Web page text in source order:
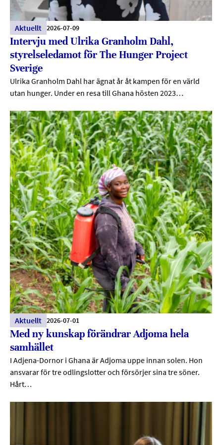
Aktuellt 2026-07-09
Intervju med Ulrika Granholm Dahl,
styrelseledamot för The Hunger Project
Sverige
Ulrika Granholm Dahl har ägnat år åt kampen för en värld
utan hunger. Under en resa till Ghana hösten 2023…
Aktuellt 2026-07-01
Med ny kunskap förändrar Adjoma hela
samhället
I Adjena-Dornor i Ghana är Adjoma uppe innan solen. Hon
ansvarar för tre odlingslotter och försörjer sina tre söner.
Hårt…